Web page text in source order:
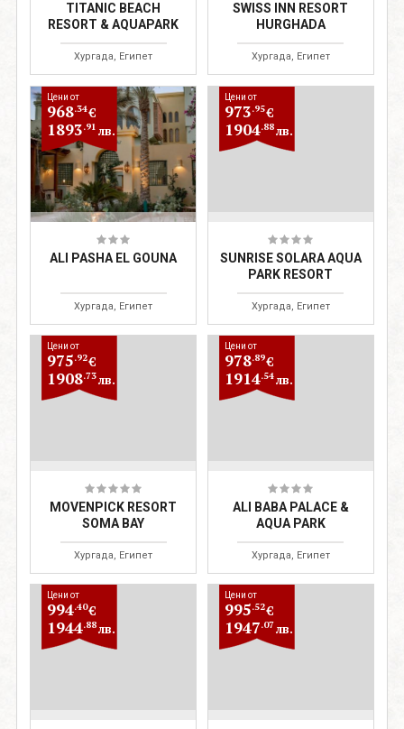
TITANIC BEACH
RESORT & AQUAPARK
Хургада, Египет
SWISS INN RESORT
HURGHADA
Хургада, Египет
Цени от
968.34€
1893.91 лв.
ALI PASHA EL GOUNA
Хургада, Египет
Цени от
973.95€
1904.88лв.
SUNRISE SOLARA AQUA
PARK RESORT
Хургада, Египет
Цени от
975.92€
1908.73лв.
MOVENPICK RESORT
SOMA BAY
Хургада, Египет
Цени от
978.89€
1914.54лв.
ALI BABA PALACE &
AQUA PARK
Хургада, Египет
Цени от
994.40€
1944.88лв.
Цени от
995.52€
1947.07лв.